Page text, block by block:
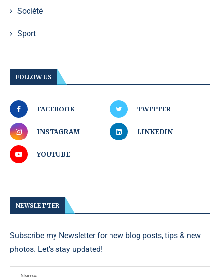
Société
Sport
FOLLOW US
FACEBOOK TWITTER
INSTAGRAM LINKEDIN
YOUTUBE
NEWSLETTER
Subscribe my Newsletter for new blog posts, tips & new
photos. Let's stay updated!